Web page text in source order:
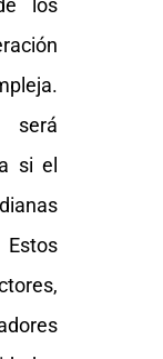
los
será
si el
Estos